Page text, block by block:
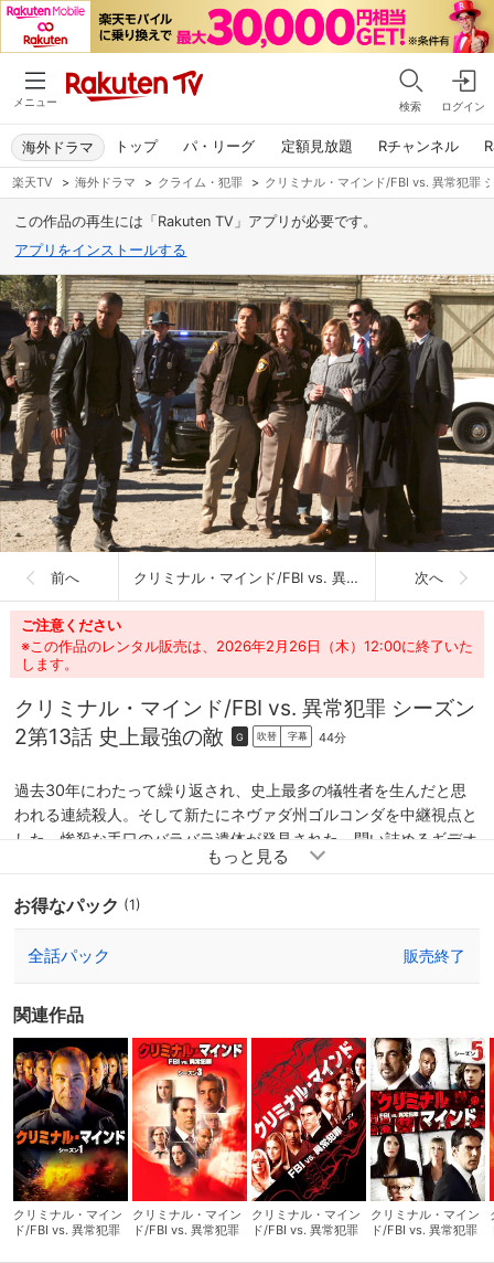
メニュー 検索 ログイン
トップ パ・リーグ 定額見放題 Rチャンネル
海外ドラマ
楽天TV > 海外ドラマ > クライム・犯罪 > クリミナル・マインド/FBI vs. 異常犯罪
この作品の再生には「Rakuten TV」アプリが必要です。
アプリをインストールする
前へ クリミナル・マインド/FBI vs. 異常犯罪 シーズン2 次へ
ご注意ください
※この作品のレンタル販売は、2026年2月26日（木）12:00に終了いた
します。
クリミナル・マインド/FBI vs. 異常犯罪 シーズン
2第13話 史上最強の敵 G 吹替 字幕 44分
過去30年にわたって繰り返され、史上最多の犠牲者を生んだと思
われる連続殺人。そして新たにネヴァダ州ゴルコンダを中継視点と
した、惨殺な手口のバラバラ遺体が発見された。問い詰めるギデオ
ンと、動揺をまったく見せない容疑者。80号線のハイウェイを共
30年の驚愕の結末とは？
お得なパック (1)
全話パック 販売終了
関連作品
クリミナル・マイン
ド/FBI vs. 異常犯罪
クリミナル・マイン
ド/FBI vs. 異常犯罪
クリミナル・マイン
ド/FBI vs. 異常犯罪
クリミナル・マイン
ド/FBI vs. 異常犯罪